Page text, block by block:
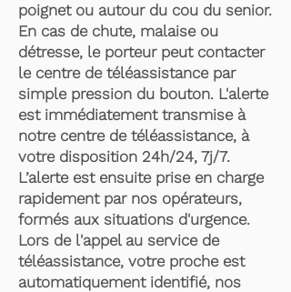
poignet ou autour du cou du senior.
En cas de chute, malaise ou
détresse, le porteur peut contacter
le centre de téléassistance par
simple pression du bouton. L'alerte
est immédiatement transmise à
notre centre de téléassistance, à
votre disposition 24h/24, 7j/7.
L’alerte est ensuite prise en charge
rapidement par nos opérateurs,
formés aux situations d'urgence.
Lors de l'appel au service de
téléassistance, votre proche est
automatiquement identifié, nos